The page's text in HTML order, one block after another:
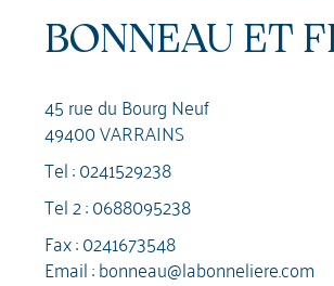
BONNEAU ET
45 rue du Bourg Neuf
49400 VARRAINS
Tel :0241529238
Tel 2 :0688095238
Fax : 0241673548
Email :bonneau@labonneliere.com